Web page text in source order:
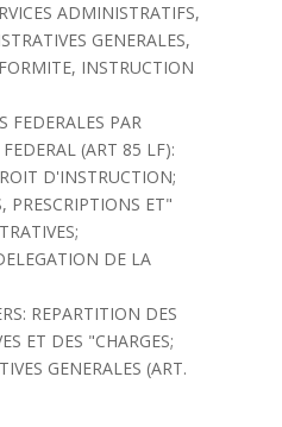
ADMINISTRATIFS,
GENERALES,
INSTRUCTION
FEDERALES PAR
(ART 85 LF):
D'INSTRUCTION;
PRESCRIPTIONS ET"
DE LA
REPARTITION DES
ET DES "CHARGES;
GENERALES (ART.